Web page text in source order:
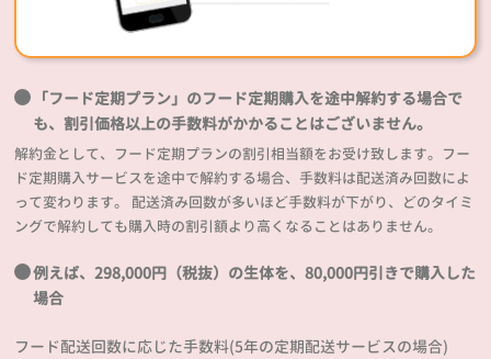
「フード定期プラン」のフード定期購入を途中解約する場合で
も、割引価格以上の手数料がかかることはございません。
解約金として、フード定期プランの割引相当額をお受け致します。フー
ド定期購入サービスを途中で解約する場合、手数料は配送済み回数によ
って変わります。 配送済み回数が多いほど手数料が下がり、どのタイミ
ングで解約しても購入時の割引額より高くなることはありません。
例えば、298,000円（税抜）の生体を、80,000円引きで購入した
場合
フード配送回数に応じた手数料(5年の定期配送サービスの場合)